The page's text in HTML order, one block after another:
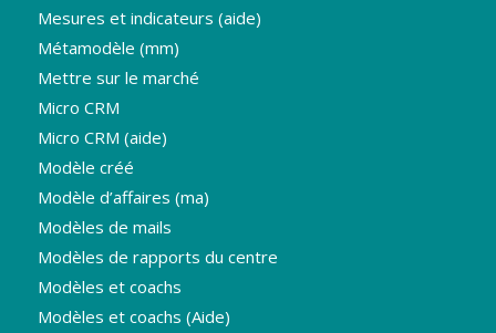
Mesures et indicateurs (aide)
Métamodèle (mm)
Mettre sur le marché
Micro CRM
Micro CRM (aide)
Modèle créé
Modèle d’affaires (ma)
Modèles de mails
Modèles de rapports du centre
Modèles et coachs
Modèles et coachs (Aide)